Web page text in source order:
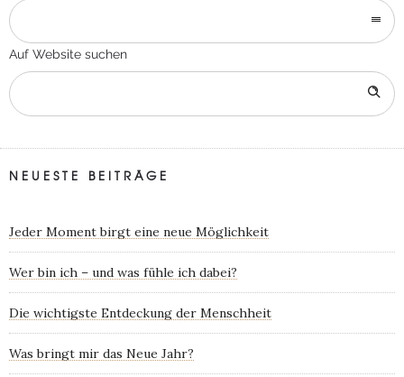
Auf Website suchen
NEUESTE BEITRÄGE
Jeder Moment birgt eine neue Möglichkeit
Wer bin ich – und was fühle ich dabei?
Die wichtigste Entdeckung der Menschheit
Was bringt mir das Neue Jahr?